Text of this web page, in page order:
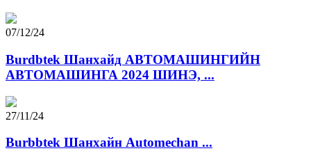
07/12/24
Burdbtek Шанхайд АВТОМАШИНГИЙН
АВТОМАШИНГА 2024 ШИНЭ, ...
27/11/24
Burbbtek Шанхайн Automechan ...